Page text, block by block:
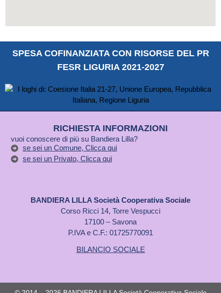
SPESA COFINANZIATA CON RISORSE DEL PR
FESR LIGURIA 2021-2027
RICHIESTA INFORMAZIONI
vuoi conoscere di più su Bandiera Lilla?
se sei un Comune, Clicca qui
se sei un Privato, Clicca qui
BANDIERA LILLA Società Cooperativa Sociale
Corso Ricci 14, Torre Vespucci
17100 – Savona
P.IVA e C.F.: 01725770091
BILANCIO SOCIALE